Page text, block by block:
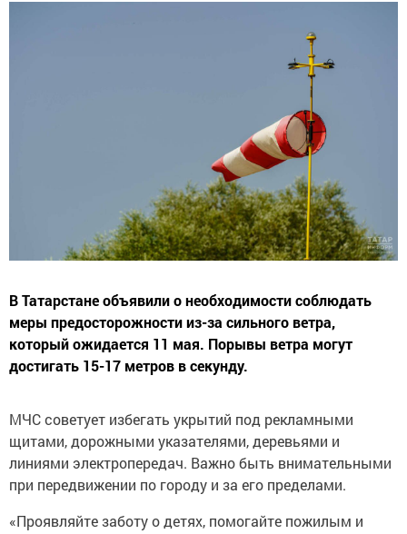
В Татарстане объявили о необходимости соблюдать
меры предосторожности из-за сильного ветра,
который ожидается 11 мая. Порывы ветра могут
достигать 15-17 метров в секунду.
МЧС советует избегать укрытий под рекламными
щитами, дорожными указателями, деревьями и
линиями электропередач. Важно быть внимательными
при передвижении по городу и за его пределами.
«Проявляйте заботу о детях, помогайте пожилым и